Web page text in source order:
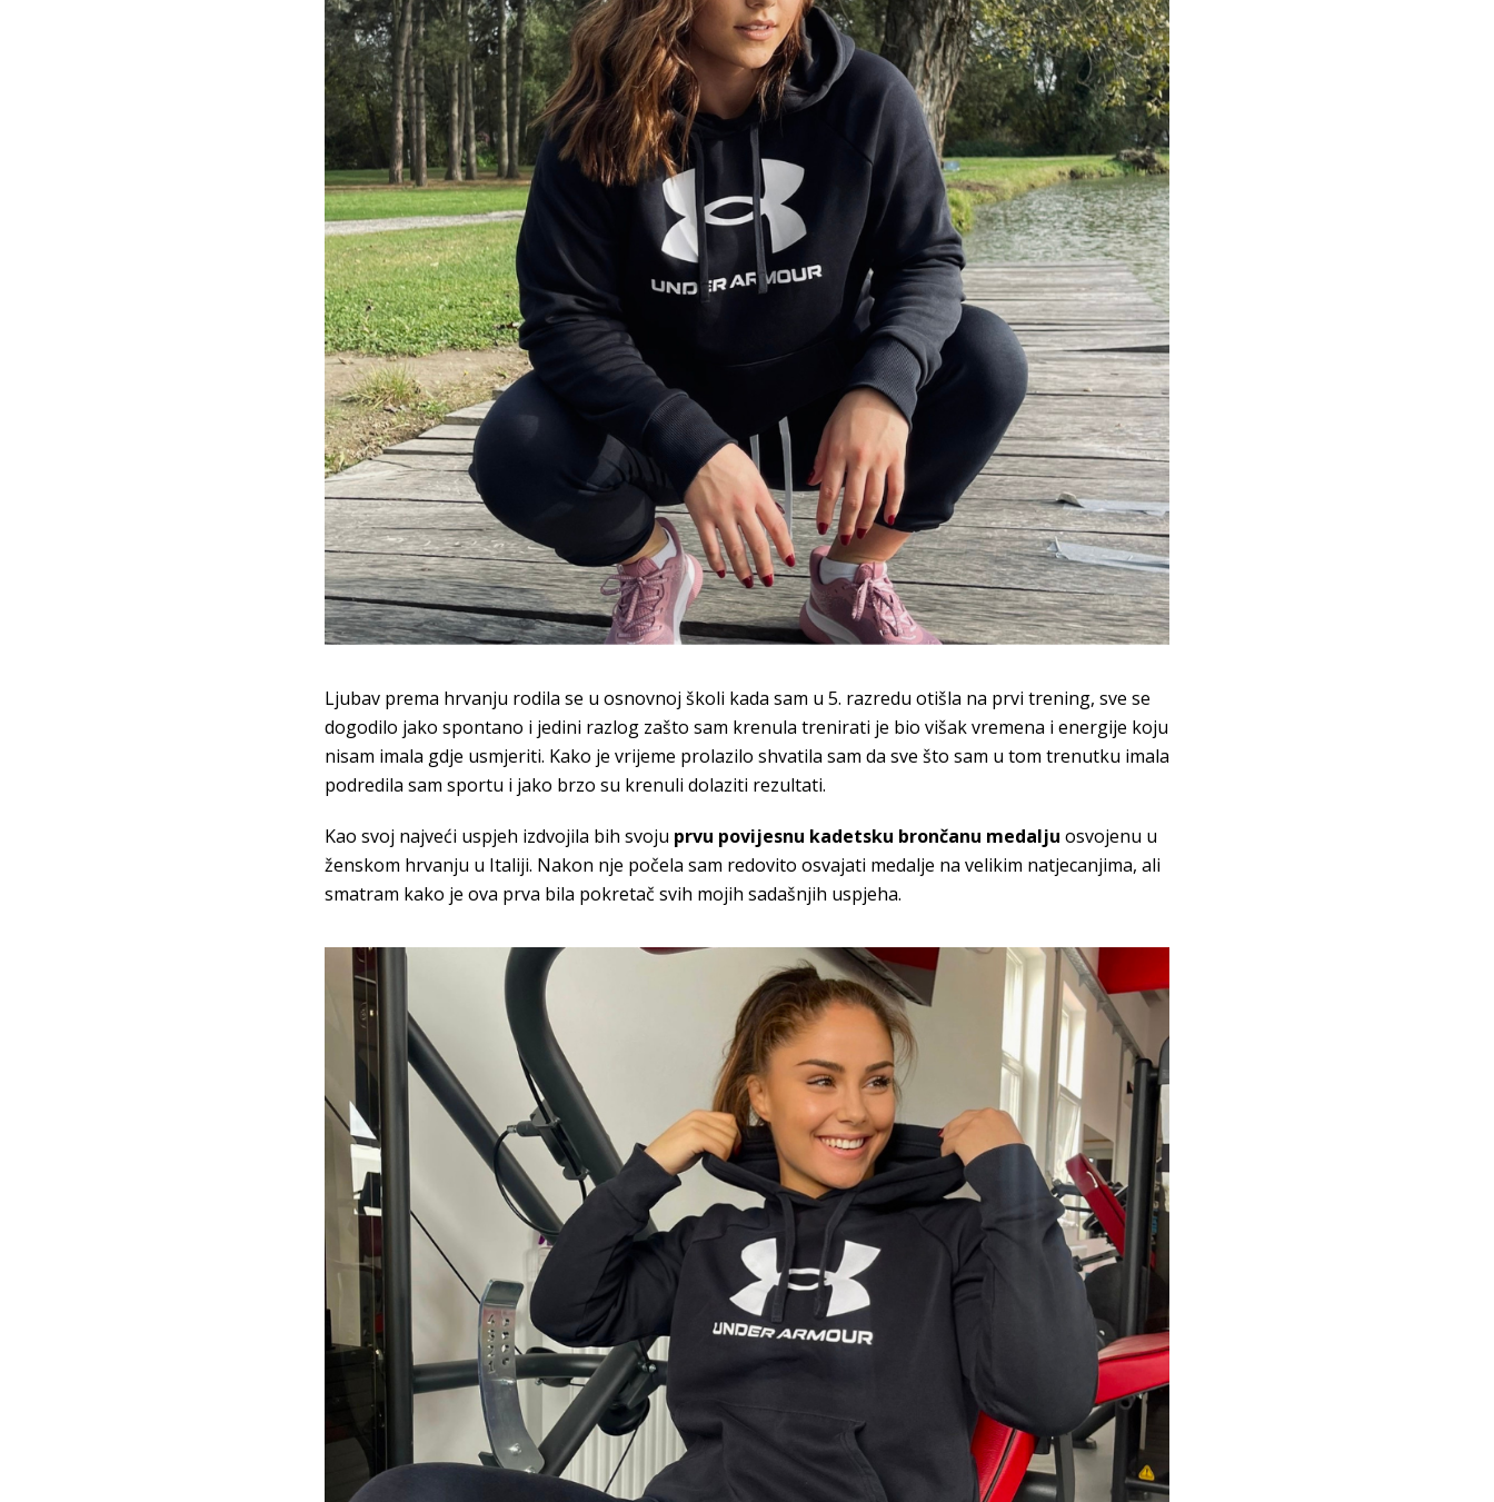
Ljubav prema hrvanju rodila se u osnovnoj školi kada sam u 5. razredu otišla na prvi trening, sve se
dogodilo jako spontano i jedini razlog zašto sam krenula trenirati je bio višak vremena i energije koju
nisam imala gdje usmjeriti. Kako je vrijeme prolazilo shvatila sam da sve što sam u tom trenutku imala
podredila sam sportu i jako brzo su krenuli dolaziti rezultati.
Kao svoj najveći uspjeh izdvojila bih svoju prvu povijesnu kadetsku brončanu medalju osvojenu u
ženskom hrvanju u Italiji. Nakon nje počela sam redovito osvajati medalje na velikim natjecanjima, ali
smatram kako je ova prva bila pokretač svih mojih sadašnjih uspjeha.